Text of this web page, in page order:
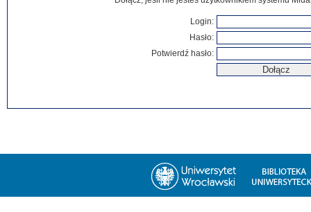
Login:
Hasło:
Potwierdź hasło: